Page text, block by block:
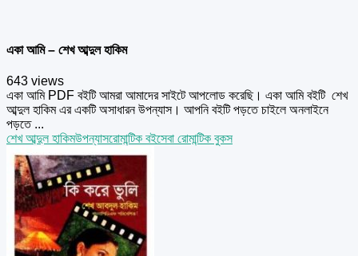
একা আমি – শেখ আব্দুল হাকিম
643 views
একা আমি PDF বইটি আমরা আমাদের সাইটে আপলোড করেছি। একা আমি বইটি শেখ
আব্দুল হাকিম এর একটি অসাধারন উপন্যাস। আপনি বইটি পড়তে চাইলে অনলাইনে
পড়তে ...
শেখ আব্দুল হাকিমউপন্যাসরোমান্টিক বইসেবা রোমান্টিক বুকস